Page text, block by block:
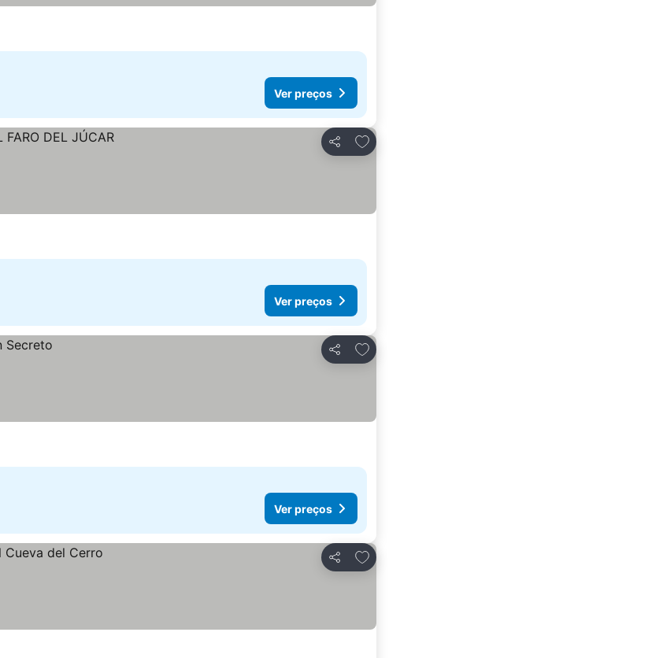
Ver preços
Partilhar
Adicionar aos favoritos
Ver preços
Partilhar
Adicionar aos favoritos
Ver preços
Partilhar
Adicionar aos favoritos